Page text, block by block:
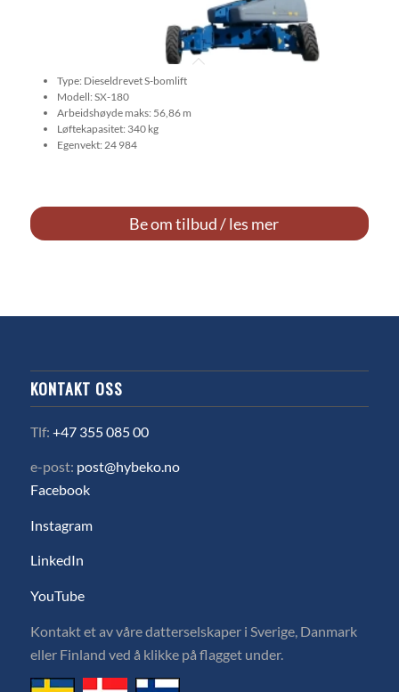
Type: Dieseldrevet S-bomlift
Modell: SX-180
Arbeidshøyde maks: 56,86 m
Løftekapasitet: 340 kg
Egenvekt: 24 984
Be om tilbud / les mer
KONTAKT OSS
Tlf: +47 355 085 00
e-post: post@hybeko.no
Facebook
Instagram
LinkedIn
YouTube
Kontakt et av våre datterselskaper i Sverige, Danmark
eller Finland ved å klikke på flagget under.